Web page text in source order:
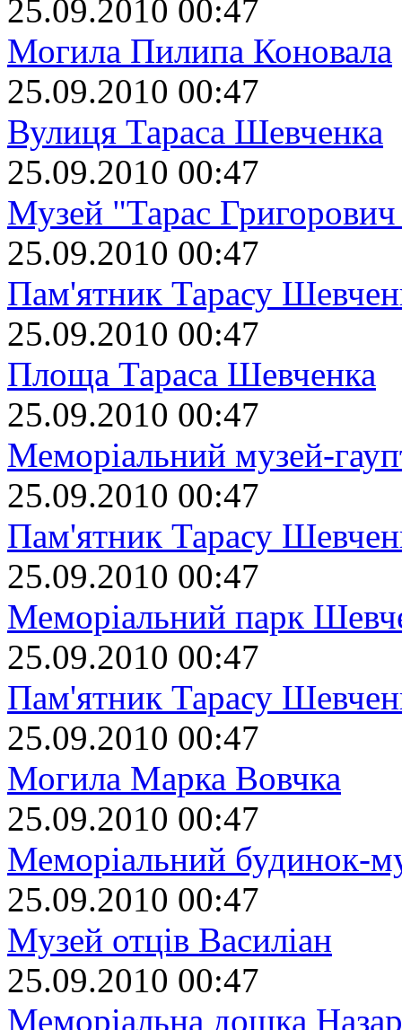
25.09.2010 00:47
Могила Пилипа Коновала
25.09.2010 00:47
Вулиця Тараса Шевченка
25.09.2010 00:47
Музей "Тарас
25.09.2010 00:47
Пам'ятник Тарасу
25.09.2010 00:47
Площа Тараса Шевченка
25.09.2010 00:47
Меморіальний музей-
25.09.2010 00:47
Пам'ятник Тарасу
25.09.2010 00:47
Меморіальний парк
25.09.2010 00:47
Пам'ятник Тарасу
25.09.2010 00:47
Могила Марка Вовчка
25.09.2010 00:47
Меморіальний будинок-
25.09.2010 00:47
Музей отців Василіан
25.09.2010 00:47
Меморіальна дошка